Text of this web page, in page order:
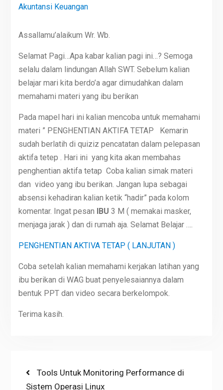
Akuntansi Keuangan
Assallamu’alaikum Wr. Wb.
Selamat Pagi…Apa kabar kalian pagi ini…? Semoga
selalu dalam lindungan Allah SWT. Sebelum kalian
belajar mari kita berdo’a agar dimudahkan dalam
memahami materi yang ibu berikan
Pada mapel hari ini kalian mencoba untuk memahami
materi ” PENGHENTIAN AKTIFA TETAP Kemarin
sudah berlatih di quiziz pencatatan dalam pelepasan
aktifa tetep . Hari ini yang kita akan membahas
penghentian aktifa tetap Coba kalian simak materi
dan video yang ibu berikan. Jangan lupa sebagai
absensi kehadiran kalian ketik “hadir” pada kolom
komentar. Ingat pesan IBU 3 M ( memakai masker,
menjaga jarak ) dan di rumah aja. Selamat Belajar ….
PENGHENTIAN AKTIVA TETAP ( LANJUTAN )
Coba setelah kalian memahami kerjakan latihan yang
ibu berikan di WAG buat penyelesaiannya dalam
bentuk PPT dan video secara berkelompok.
Terima kasih.
PostPrevious
post:
Tools Untuk Monitoring Performance di
Sistem Operasi Linux